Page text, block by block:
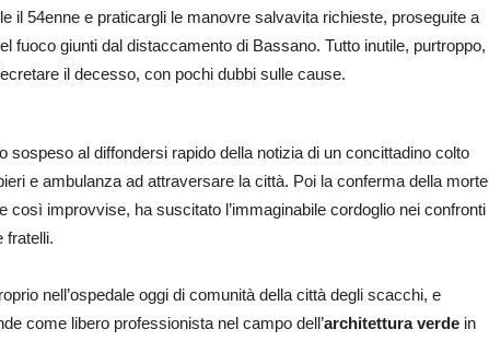
il 54enne e praticargli le manovre salvavita richieste, proseguite a
fuoco giunti dal distaccamento di Bassano. Tutto inutile, purtroppo,
il decesso, con pochi dubbi sulle cause.
sospeso al diffondersi rapido della notizia di un concittadino colto
e ambulanza ad attraversare la città. Poi la conferma della morte
così improvvise, ha suscitato l’immaginabile cordoglio nei confronti
fratelli.
nell’ospedale oggi di comunità della città degli scacchi, e
come libero professionista nel campo dell’architettura verde in